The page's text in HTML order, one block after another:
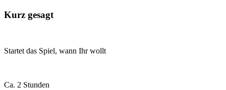
Kurz gesagt
Startet das Spiel, wann Ihr wollt
Ca. 2 Stunden